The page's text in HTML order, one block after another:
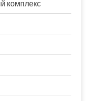
комплекс